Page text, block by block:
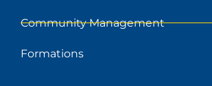
Community Management
Formations